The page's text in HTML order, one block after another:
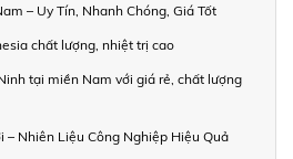
– Uy Tín, Nhanh Chóng, Giá Tốt
chất lượng, nhiệt trị cao
tại miền Nam với giá rẻ, chất lượng
– Nhiên Liệu Công Nghiệp Hiệu Quả